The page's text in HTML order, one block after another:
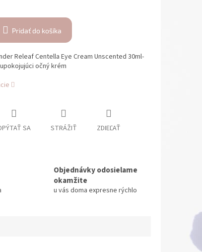
Pridať do košíka
Releaf Centella Eye Cream Unscented 30ml-
očný krém
SA STRÁŽIŤ ZDIEĽAŤ
Objednávky odosielame
okamžite
u vás doma expresne rýchlo